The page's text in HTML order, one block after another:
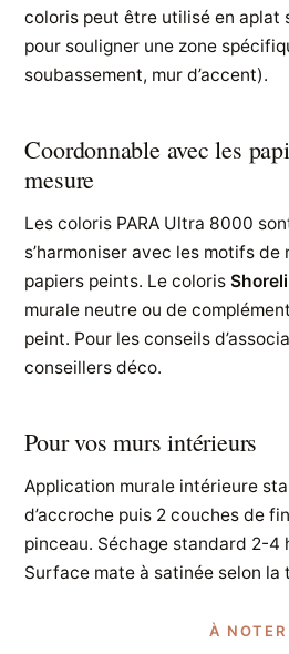
coloris peut être utilisé en aplat
pour souligner une zone
soubassement, mur d’accent).
Coordonnable avec les
mesure
Les coloris PARA Ultra 8000
s’harmoniser avec les motifs
papiers peints. Le coloris
murale neutre ou de
peint. Pour les conseils
conseillers déco.
Pour vos murs intérieurs
Application murale intérieure
d’accroche puis 2 couches de
pinceau. Séchage standard 2-4
Surface mate à satinée selon la
À NOTER